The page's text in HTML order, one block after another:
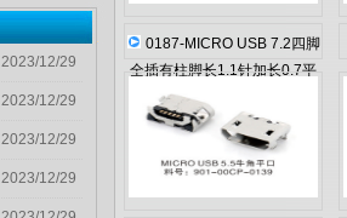
2023/12/29
2023/12/29
2023/12/29
2023/12/29
0187-MICRO USB 7.2四脚
全插有柱脚长1.1针加长0.7平